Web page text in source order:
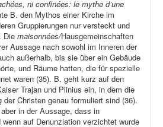
ni confinées: le mythe d’une
B. den Mythos einer Kirche im
Gruppierungen nur versteckt und
Die maisonnées/Hausgemeinschaften
Aussage nach sowohl im Inneren der
außerhalb, bis sie über ein Gebäude
und Räume hatten, die für spezielle
waren (35). B. geht kurz auf den
Trajan und Plinius ein, in dem die
der Christen genau formuliert sind (36).
in der Aussage, dass in
auf Denunziation verzichtet wurde